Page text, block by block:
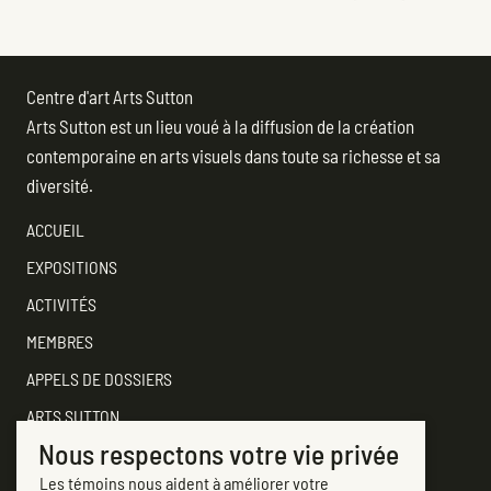
NAVIGATION
Centre d'art Arts Sutton
Arts Sutton est un lieu voué à la diffusion de la création
contemporaine en arts visuels dans toute sa richesse et sa
diversité.
ACCUEIL
EXPOSITIONS
ACTIVITÉS
MEMBRES
APPELS DE DOSSIERS
ARTS SUTTON
SOUTENEZ
Nous respectons votre vie privée
Les témoins nous aident à améliorer votre